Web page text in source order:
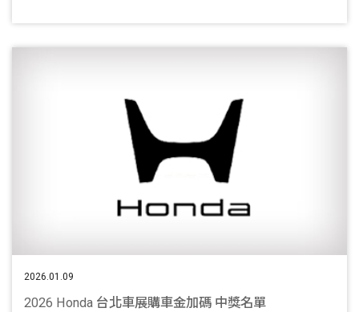
2026.01.09
2026 Honda 台北車展購車金加碼 中獎名單